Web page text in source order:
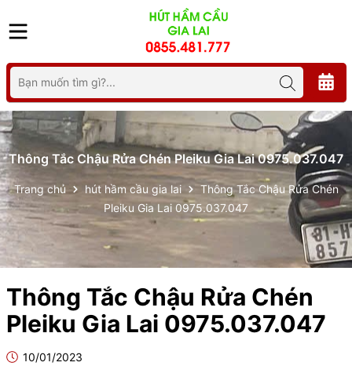
Thông Tắc Chậu Rửa Chén Pleiku Gia Lai 0975.037.047
Trang chủ hút hầm cầu gia lai
Thông Tắc Chậu Rửa Chén
Pleiku Gia Lai 0975.037.047
Thông Tắc Chậu Rửa Chén
Pleiku Gia Lai 0975.037.047
10/01/2023